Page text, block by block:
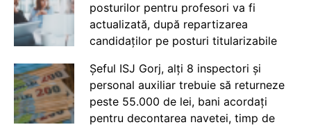
posturilor pentru profesori va fi
actualizată, după repartizarea
candidaților pe posturi titularizabile
Șeful ISJ Gorj, alți 8 inspectori și
personal auxiliar trebuie să returneze
peste 55.000 de lei, bani acordați
pentru decontarea navetei, timp de